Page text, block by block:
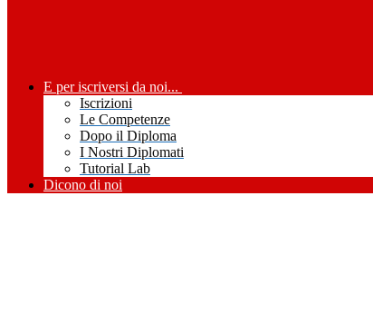
E per iscriversi da noi...
Iscrizioni
Le Competenze
Dopo il Diploma
I Nostri Diplomati
Tutorial Lab
Dicono di noi